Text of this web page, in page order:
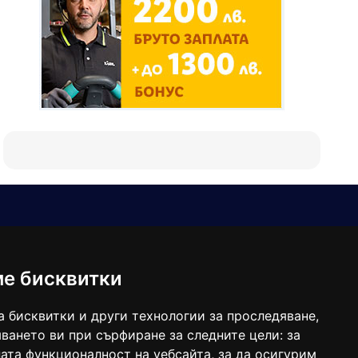
бисквитки
бисквитки и други технологии за проследяване,
ви при сърфиране за следните цели: за
функционалност на уебсайта, за да осигурим
balgarkanews@gmail.com